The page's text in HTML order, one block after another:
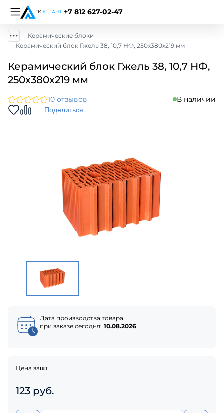
+7 812 627-02-47
Керамические блоки
Керамический блок Гжель 38, 10,7 НФ, 250х380х219 мм
Керамический блок Гжель 38, 10,7 НФ,
250х380х219 мм
10 отзывов В наличии
Поделиться
Дата производства товара
при заказе сегодня: 10.08.2026
Цена зашт
123 руб.